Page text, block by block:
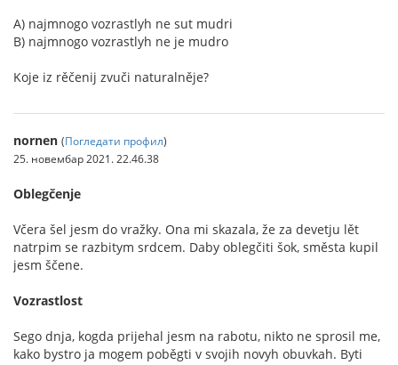
A) najmnogo vozrastlyh ne sut mudri
B) najmnogo vozrastlyh ne je mudro
Koje iz rěčenij zvuči naturalněje?
nornen (Погледати профил)
25. новембар 2021. 22.46.38
Oblegčenje
Včera šel jesm do vražky. Ona mi skazala, že za devetju lět
natrpim se razbitym srdcem. Daby oblegčiti šok, směsta kupil
jesm ščene.
Vozrastlost
Sego dnja, kogda prijehal jesm na rabotu, nikto ne sprosil me,
kako bystro ja mogem poběgti v svojih novyh obuvkah. Byti